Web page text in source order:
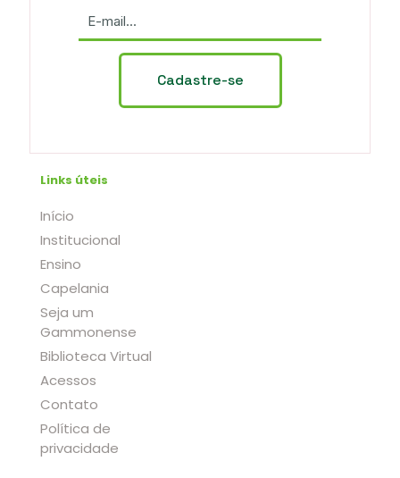
Links úteis
Início
Institucional
Ensino
Capelania
Seja um
Gammonense
Biblioteca Virtual
Acessos
Contato
Política de
privacidade